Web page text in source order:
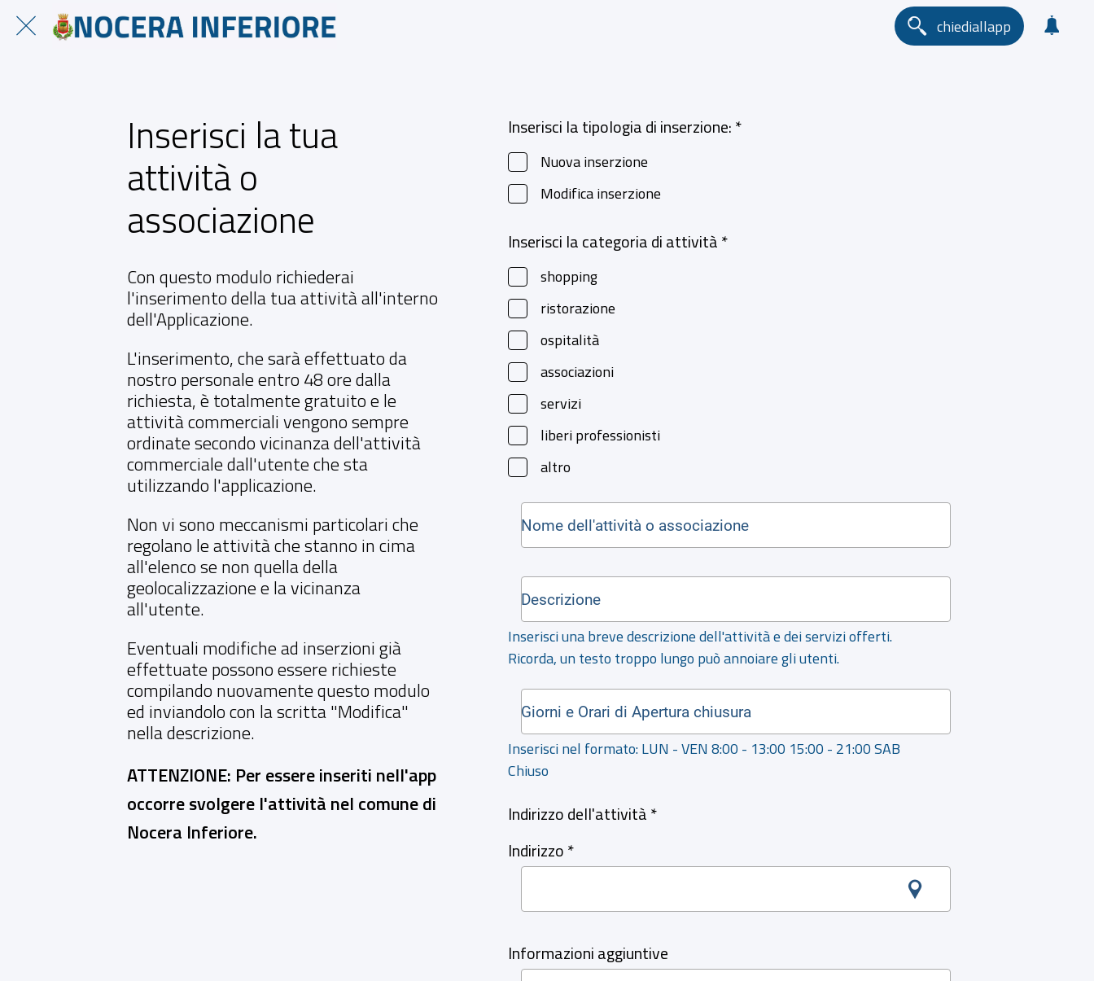
chiediallapp
Inserisci la tua
attività o
associazione
Con questo modulo richiederai
l'inserimento della tua attività all'interno
dell'Applicazione.
L'inserimento, che sarà effettuato da
nostro personale entro 48 ore dalla
richiesta, è totalmente gratuito e le
attività commerciali vengono sempre
ordinate secondo vicinanza dell'attività
commerciale dall'utente che sta
utilizzando l'applicazione.
Non vi sono meccanismi particolari che
regolano le attività che stanno in cima
all'elenco se non quella della
geolocalizzazione e la vicinanza
all'utente.
Eventuali modifiche ad inserzioni già
effettuate possono essere richieste
compilando nuovamente questo modulo
ed inviandolo con la scritta "Modifica"
nella descrizione.
ATTENZIONE: Per essere inseriti nell'app
occorre svolgere l'attività nel comune di
Nocera Inferiore.
Inserisci la tipologia di inserzione: *
Nuova inserzione
Modifica inserzione
Inserisci la categoria di attività *
shopping
ristorazione
ospitalità
associazioni
servizi
liberi professionisti
altro
Inserisci una breve descrizione dell'attività e dei servizi offerti.
Ricorda, un testo troppo lungo può annoiare gli utenti.
Inserisci nel formato: LUN - VEN 8:00 - 13:00 15:00 - 21:00 SAB
Chiuso
Indirizzo dell'attività *
Indirizzo *
Informazioni aggiuntive